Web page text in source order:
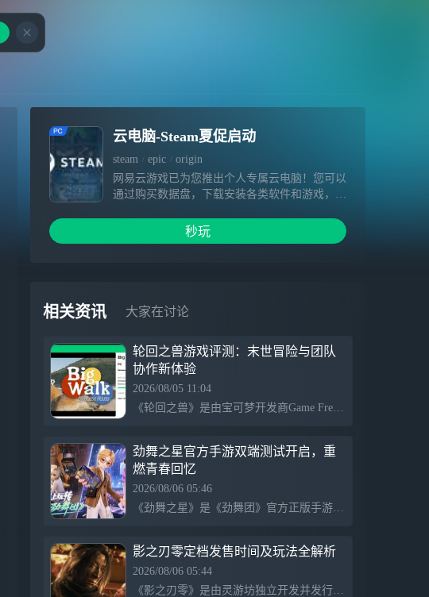
云电脑-Steam夏促启动
steam epic
origin
网易云游戏已为您推出个人专属云电脑！您可以
通过购买数据盘，下载安装各类软件和游戏，相
配置、极快下载速度、畅快游戏体验等着您～
1.硬件不受限，提供免费加速&挂机，3A大作一
秒玩
相关资讯 大家在讨论
轮回之兽游戏评测：末世冒险与团队
协作新体验
2026/08/05 11:04
《轮回之兽》是由宝可梦开发商Game Freak推出的首款写实风格动作角色扮演游戏，设定在公元4026年的末世日本。游戏以其独特的背景和狼伙伴吸引玩家，但M站评分73和IGN的6分反馈显示，尽管创意出色，战斗系统和BOSS战表现却让人失望，整体体验未能跟上期待。
劲舞之星官方手游双端测试开启，重
燃青春回忆
2026/08/06 05:46
《劲舞之星》是《劲舞团》官方正版手游，今日开启限号删档测试，支持安卓和iOS平台，至8月13日结束。游戏传承经典音乐与舞蹈，便捷的移动端体验让玩家随时重返舞台，感受青春回忆。核心玩法上，玩家可精准跟随节拍，挑战高分，拥有优化的操作手感和新手引导，适合新老玩家一同参与。
影之刃零定档发售时间及玩法全解析
2026/08/06 05:44
《影之刃零》是由灵游坊独立开发并发行的武侠动作游戏，定于10月29日登录PC与PS5双平台。玩家将扮演一位重伤剑客，在仅有66天的生存时间内探索江湖真相，揭开武林阴谋。游戏预售于8月12日开启，官方发布了售价、硬件配置及11分钟的新实机演示，吸引了海外玩家的高度关注与讨论。